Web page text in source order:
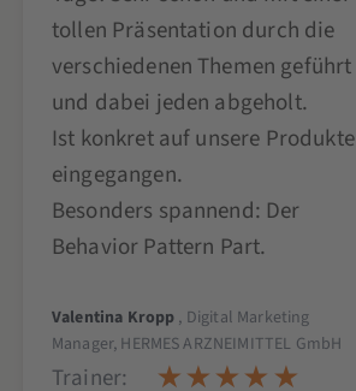
tollen Präsentation durch die
verschiedenen Themen geführt
und dabei jeden abgeholt.
Ist konkret auf unsere Produkte
eingegangen.
Besonders spannend: Der
Behavior Pattern Part.
Valentina Kropp , Digital Marketing
Manager, HERMES ARZNEIMITTEL GmbH
Trainer: